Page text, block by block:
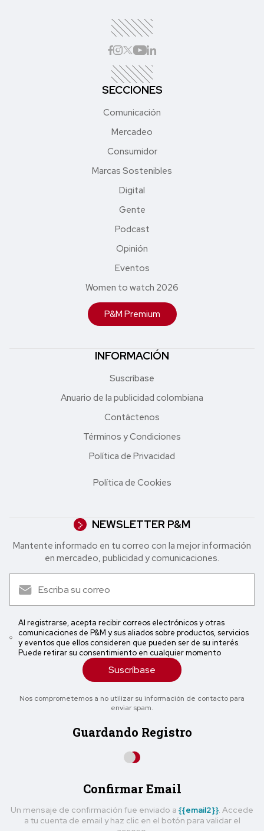
SECCIONES
Comunicación
Mercadeo
Consumidor
Marcas Sostenibles
Digital
Gente
Podcast
Opinión
Eventos
Women to watch 2026
P&M Premium
INFORMACIÓN
Suscríbase
Anuario de la publicidad colombiana
Contáctenos
Términos y Condiciones
Política de Privacidad
Política de Cookies
NEWSLETTER P&M
Mantente informado en tu correo con la mejor in formación
en mercadeo, publicidad y comunicaciones.
Al registrarse, acepta recibir correos electrónicos y otras
comunicaciones de P&M y sus aliados sobre productos, servicios
y eventos que ellos consideren que pueden ser de su interés.
Puede retirar su consentimiento en cualquier momento
Suscríbase
Nos comprometemos a no utilizar su información de contacto para
enviar spam.
Guardando Registro
Confirmar Email
Un mensaje de confirmación fue enviado a {{email2}} . Accede
a tu cuenta de email y haz clic en el botón para validar el